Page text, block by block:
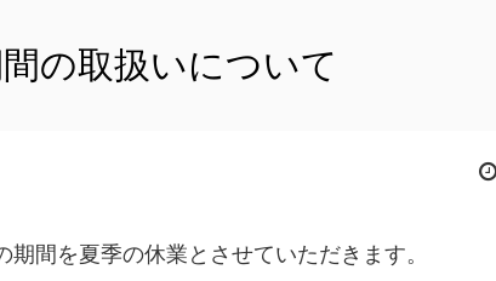
の取扱いについて
間を夏季の休業とさせていただきます。